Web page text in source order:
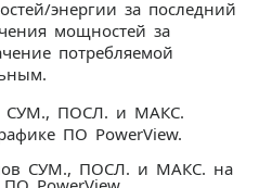
энергии за последний
мощностей за
потребляемой
СУМ., ПОСЛ. и МАКС.
ПО PowerView.